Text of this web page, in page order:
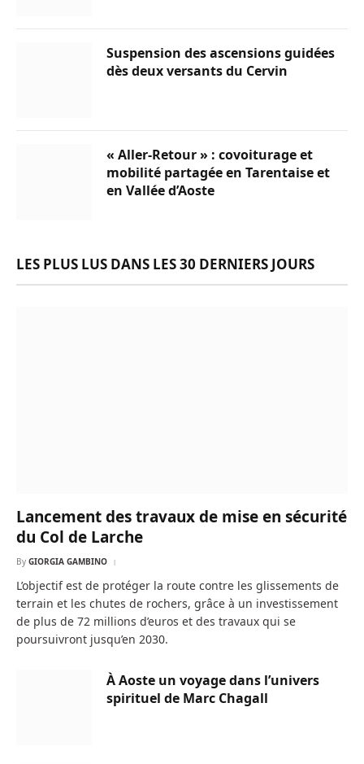
Suspension des ascensions guidées
dès deux versants du Cervin
« Aller-Retour » : covoiturage et
mobilité partagée en Tarentaise et
en Vallée d’Aoste
LES PLUS LUS DANS LES 30 DERNIERS JOURS
Lancement des travaux de mise en sécurité
du Col de Larche
By GIORGIA GAMBINO
L’objectif est de protéger la route contre les glissements de
terrain et les chutes de rochers, grâce à un investissement
de plus de 72 millions d’euros et des travaux qui se
poursuivront jusqu’en 2030.
À Aoste un voyage dans l’univers
spirituel de Marc Chagall